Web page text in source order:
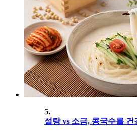
5.
설탕 vs 소금, 콩국수를 건